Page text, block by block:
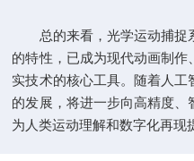
总的来看，光学运动捕捉
的特性，已成为现代动画制
实技术的核心工具。随着人
的发展，将进一步向高精度、
为人类运动理解和数字化再现